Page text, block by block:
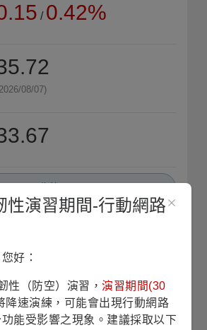
/ 0.42%
08/07)
1999/07/01
性演習期間-行動網路
好：
性（防空）演習，演習期間(30
降速演練，可能會出現行動網路
能受影響之現象。建議採取以下